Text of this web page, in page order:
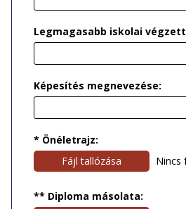
Legmagasabb iskolai
Képesítés megnevezése:
* Önéletrajz:
Fájl tallózása
Nincs
** Diploma másolata: